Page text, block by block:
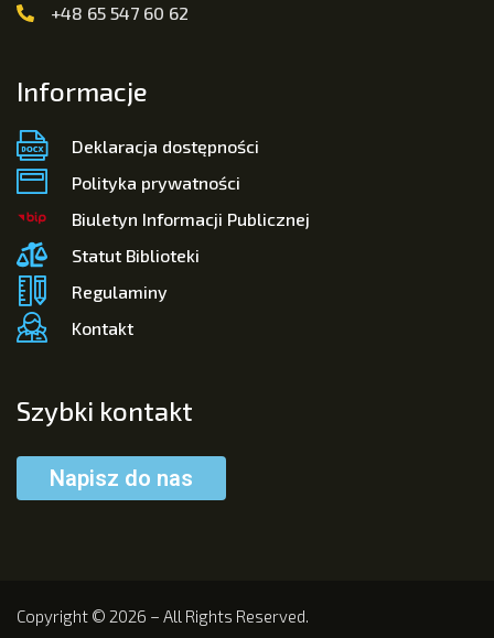
+48 65 547 60 62
Informacje
Deklaracja dostępności
Polityka prywatności
Biuletyn Informacji Publicznej
Statut Biblioteki
Regulaminy
Kontakt
Szybki kontakt
Napisz do nas
Copyright © 2026 – All Rights Reserved.